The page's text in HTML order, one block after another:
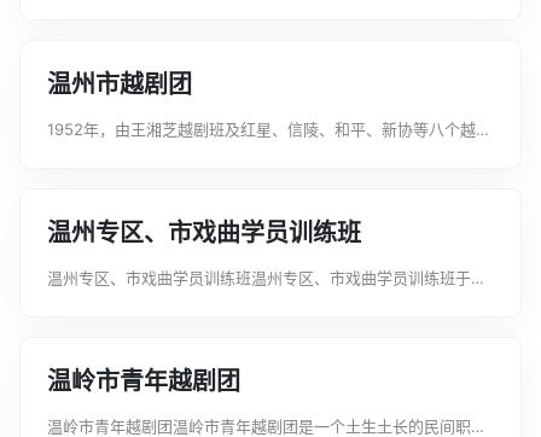
温州市越剧团
1952年，由王湘芝越剧班及红星、信陵、和平、新协等八个越剧
温州专区、市戏曲学员训练班
温州专区、市戏曲学员训练班温州专区、市戏曲学员训练班于
温岭市青年越剧团
温岭市青年越剧团温岭市青年越剧团是一个土生土长的民间职业